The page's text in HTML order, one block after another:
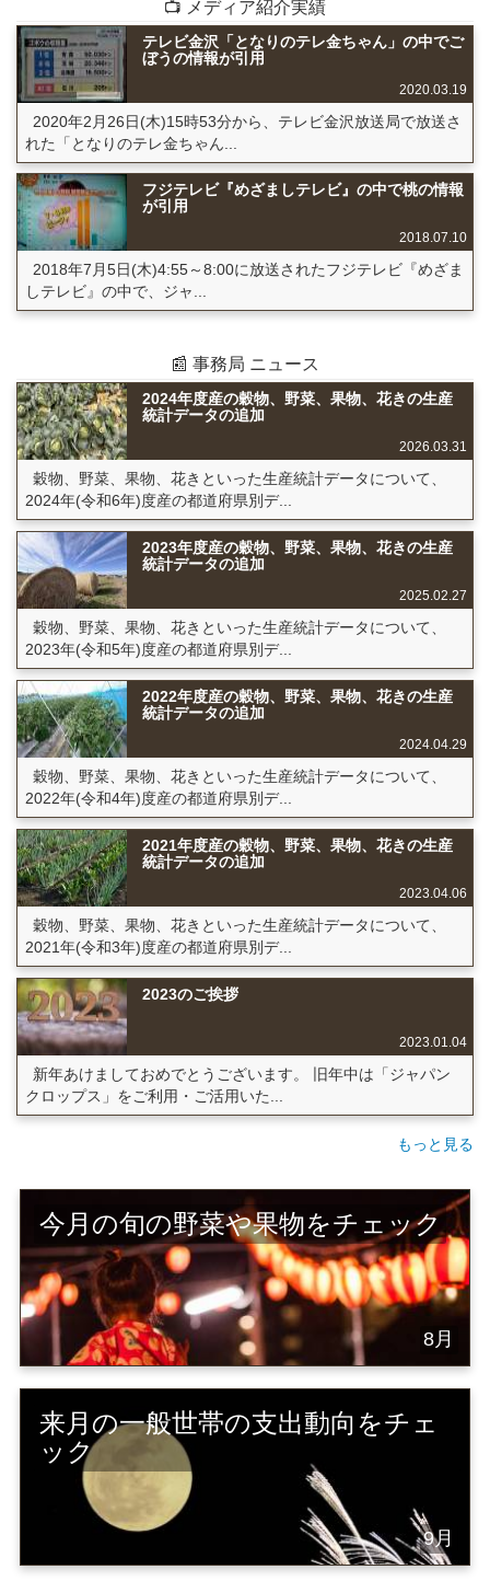
📺 メディア紹介実績
テレビ金沢「となりのテレ金ちゃん」の中でご
ぼうの情報が引用
2020.03.19
2020年2月26日(木)15時53分から、テレビ金沢放送局で放送さ
れた「となりのテレ金ちゃん...
フジテレビ『めざましテレビ』の中で桃の情報
が引用
2018.07.10
2018年7月5日(木)4:55～8:00に放送されたフジテレビ『めざま
しテレビ』の中で、ジャ...
📰 事務局 ニュース
2024年度産の穀物、野菜、果物、花きの生産
統計データの追加
2026.03.31
穀物、野菜、果物、花きといった生産統計データについて、
2024年(令和6年)度産の都道府県別デ...
2023年度産の穀物、野菜、果物、花きの生産
統計データの追加
2025.02.27
穀物、野菜、果物、花きといった生産統計データについて、
2023年(令和5年)度産の都道府県別デ...
2022年度産の穀物、野菜、果物、花きの生産
統計データの追加
2024.04.29
穀物、野菜、果物、花きといった生産統計データについて、
2022年(令和4年)度産の都道府県別デ...
2021年度産の穀物、野菜、果物、花きの生産
統計データの追加
2023.04.06
穀物、野菜、果物、花きといった生産統計データについて、
2021年(令和3年)度産の都道府県別デ...
2023のご挨拶
2023.01.04
新年あけましておめでとうございます。 旧年中は「ジャパン
クロップス」をご利用・ご活用いた...
もっと見る
今月の旬の野菜や果物をチェック
8月
来月の一般世帯の支出動向をチェ
ック
9月